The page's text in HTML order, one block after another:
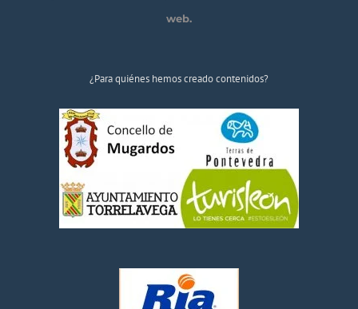
web.
¿Para quiénes hemos creado contenidos?